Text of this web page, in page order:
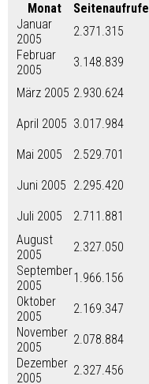
Monat Seitenaufrufe
Januar
2005
2.371.315
Februar
2005
3.148.839
März 2005 2.930.624
April 2005 3.017.984
Mai 2005
2.529.701
Juni 2005 2.295.420
Juli 2005
2.711.881
August
2005
2.327.050
September
2005
1.966.156
Oktober
2005
2.169.347
November
2005
2.078.884
Dezember
2005
2.327.456